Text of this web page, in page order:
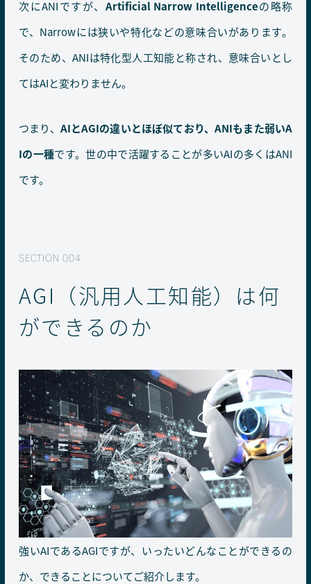
次にANIですが、 Artificial Narrow Intelligenceの略称
で、Narrowには狭いや特化などの意味合いがあります。
そのため、ANIは特化型人工知能と称され、意味合いとし
てはAIと変わりません。
つまり、 AIとAGIの違いとほぼ似ており、ANIもまた弱いA
Iの一種です。世の中で活躍することが多いAIの多くはANI
です。
AGI（汎用人工知能）は何
ができるのか
強いAIであるAGIですが、いったいどんなことができるの
か、できることについてご紹介します。